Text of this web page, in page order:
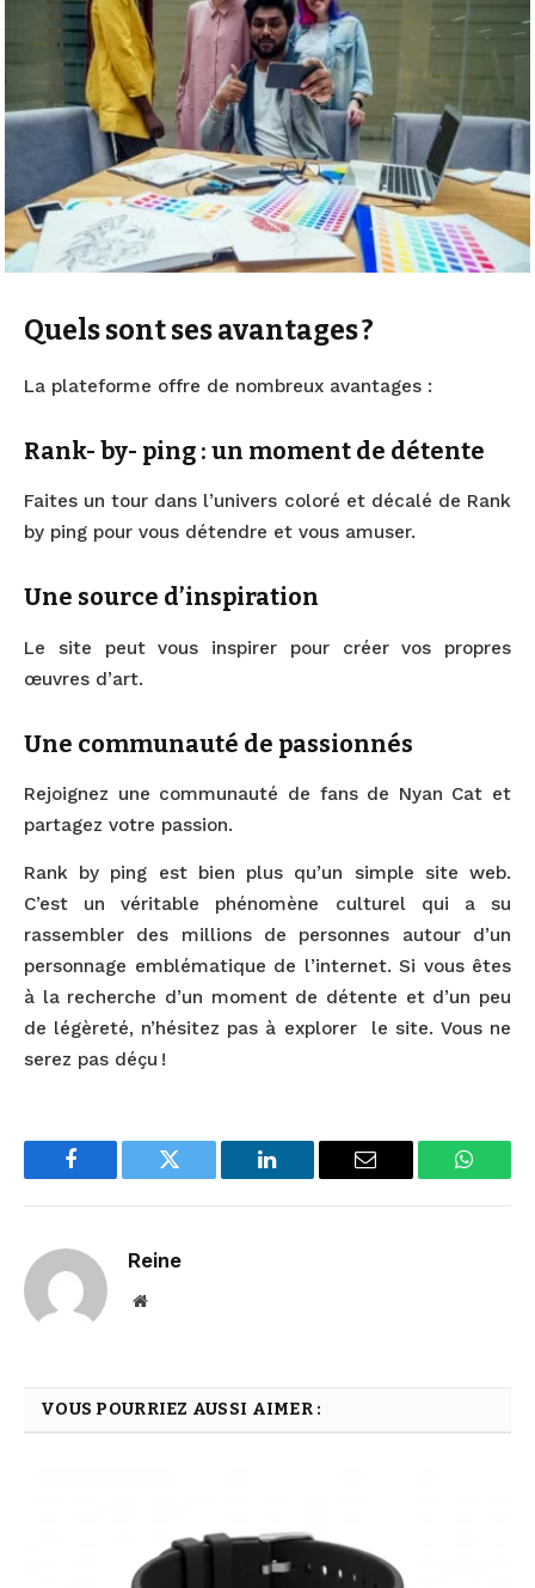
Quels sont ses avantages ?
La plateforme offre de nombreux avantages :
Rank- by- ping : un moment de détente
Faites un tour dans l’univers coloré et décalé de Rank
by ping pour vous détendre et vous amuser.
Une source d’inspiration
Le site peut vous inspirer pour créer vos propres
œuvres d’art.
Une communauté de passionnés
Rejoignez une communauté de fans de Nyan Cat et
partagez votre passion.
Rank by ping est bien plus qu’un simple site web.
C’est un véritable phénomène culturel qui a su
rassembler des millions de personnes autour d’un
personnage emblématique de l’internet. Si vous êtes
à la recherche d’un moment de détente et d’un peu
de légèreté, n’hésitez pas à explorer le site. Vous ne
serez pas déçu !
Facebook Twitter LinkedIn Email
Reine
Website
VOUS POURRIEZ AUSSI AIMER :